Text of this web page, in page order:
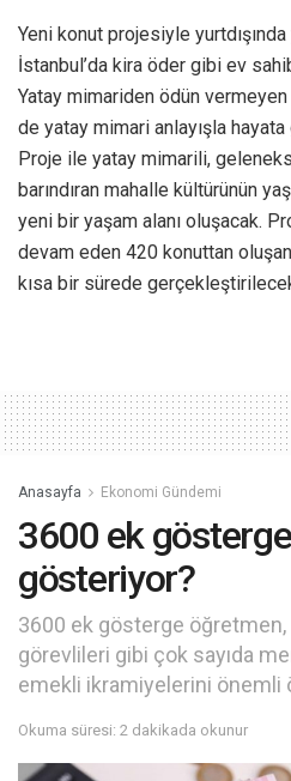
Yeni konut projesiyle
İstanbul’da kira öder gibi ev
Yatay mimariden ödün
de yatay mimari anlayışla
Proje ile yatay mimarili,
barındıran mahalle kültürünün
yeni bir yaşam alanı oluşacak.
devam eden 420 konuttan
kısa bir sürede
Anasayfa Ekonomi Gündemi
3600 ek
gösteriyor?
3600 ek gösterge
görevlileri gibi çok sayıda
emekli ikramiyelerini önemli
Okuma süresi: 2 dakikada okunur